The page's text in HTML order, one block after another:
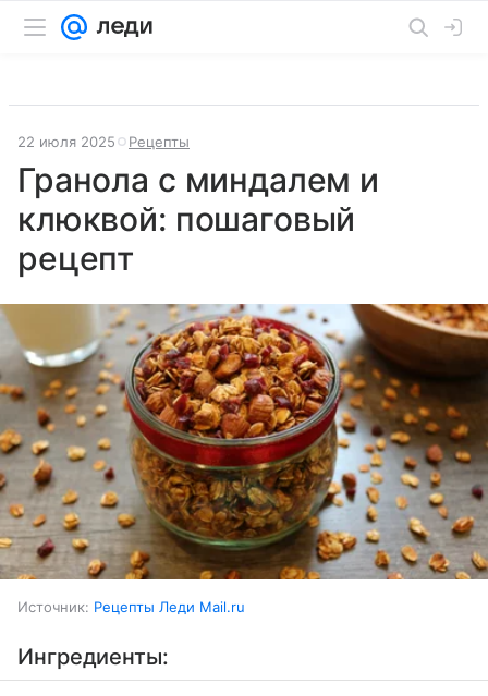
22 июля 2025 Рецепты
Гранола с миндалем и
клюквой: пошаговый
рецепт
Источник: Рецепты Леди Mail.ru
Ингредиенты: